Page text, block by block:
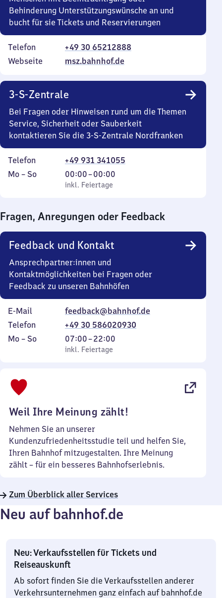
Behinderung Unterstützungswünsche an und
bucht für sie Tickets und Reservierungen
Telefon
+49 30 65212888
Webseite
msz.bahnhof.de
3-S-Zentrale
Bei Fragen oder Hinweisen rund um die Themen
Service, Sicherheit oder Sauberkeit
kontaktieren Sie die 3-S-Zentrale Nordfranken
Telefon
+49 931 341055
Montag
Mo – So,
inkl. Feiertage
00:00–00:00
Von
0
0
Uhr
inkl. Feiertage
Fragen, Anregungen oder Feedback
Feedback und Kontakt
Ansprechpartner:innen und
Kontaktmöglichkeiten bei Fragen oder
Feedback zu unseren Bahnhöfen
E-Mail
feedback@bahnhof.de
Telefon
+49 30 586020930
Montag
Mo – So,
inkl. Feiertage
07:00–22:00
Von
7
inkl. Feiertage
Weil Ihre Meinung zählt!
Nehmen Sie an unserer
Kundenzufriedenheitsstudie teil und helfen Sie,
Ihren Bahnhof mitzugestalten. Ihre Meinung
zählt – für ein besseres Bahnhofserlebnis.
Zum Überblick aller Services
Neu auf bahnhof.de
Neu: Verkaufsstellen für Tickets und
Reiseauskunft
Ab sofort finden Sie die Verkaufsstellen anderer
Verkehrsunternehmen ganz einfach auf bahnhof.de